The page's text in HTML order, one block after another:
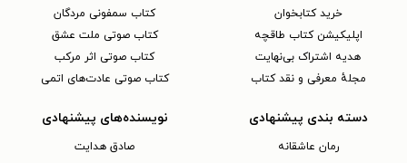
خرید کتابخوان
اپلیکیشن کتاب طاقچه
هدیه اشتراک بی‌نهایت
مجلهٔ معرفی و نقد کتاب
کتاب سمفونی مردگان
کتاب صوتی ملت عشق
کتاب صوتی اثر مرکب
کتاب صوتی عادت‌های اتمی
دسته بندی پیشنهادی
رمان عاشقانه
نویسنده‌های پیشنهادی
صادق هدایت